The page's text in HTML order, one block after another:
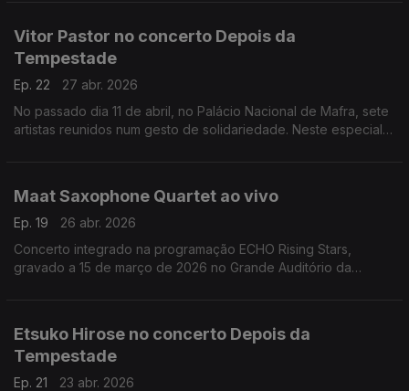
Vitor Pastor no concerto Depois da
Tempestade
Ep. 22
27 abr. 2026
No passado dia 11 de abril, no Palácio Nacional de Mafra, sete
artistas reunidos num gesto de solidariedade. Neste especial
Maat Saxophone Quartet ao vivo
Ep. 19
26 abr. 2026
Concerto integrado na programação ECHO Rising Stars,
gravado a 15 de março de 2026 no Grande Auditório da
Etsuko Hirose no concerto Depois da
Tempestade
Ep. 21
23 abr. 2026